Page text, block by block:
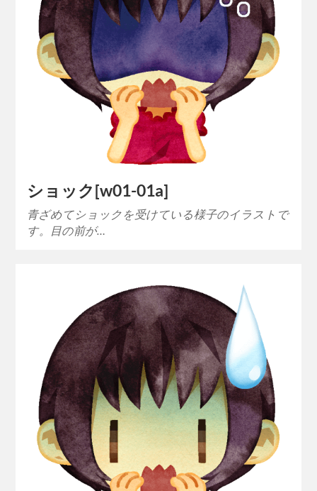
ショック[w01-01a]
青ざめてショックを受けている様子のイラストで
す。目の前が…